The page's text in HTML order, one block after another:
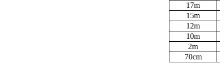
17m
15m
12m
10m
2m
70cm